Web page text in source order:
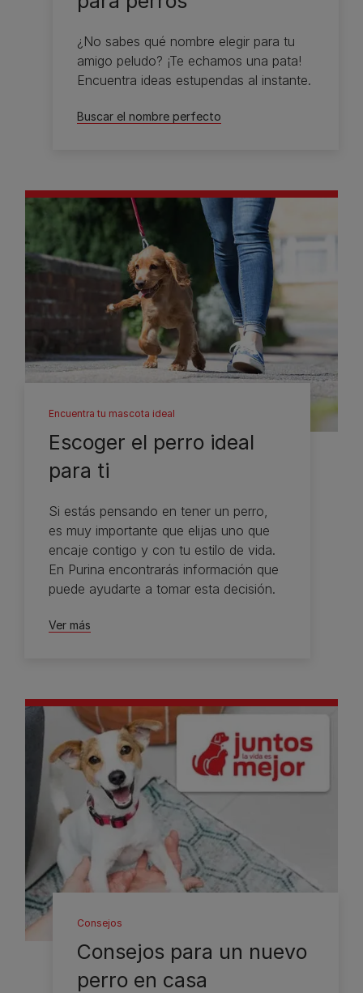
¿No sabes qué nombre elegir para tu
amigo peludo? ¡Te echamos una pata!
Encuentra ideas estupendas al instante.
Buscar el nombre perfecto
Encuentra tu mascota ideal
Escoger el perro ideal
para ti
Si estás pensando en tener un perro,
es muy importante que elijas uno que
encaje contigo y con tu estilo de vida.
En Purina encontrarás información que
puede ayudarte a tomar esta decisión.
Ver más
Consejos
Consejos para un nuevo
perro en casa